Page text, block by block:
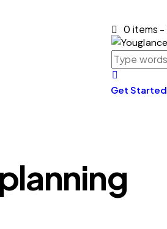
0 items -
Get Started